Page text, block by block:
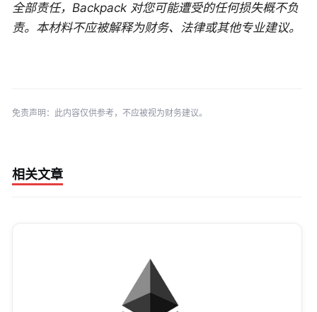
全部责任，Backpack 对您可能遭受的任何损失概不负
责。本材料不应被解释为财务、法律或其他专业建议。
免责声明：此内容仅供参考，不应被视为财务建议。
相关文章